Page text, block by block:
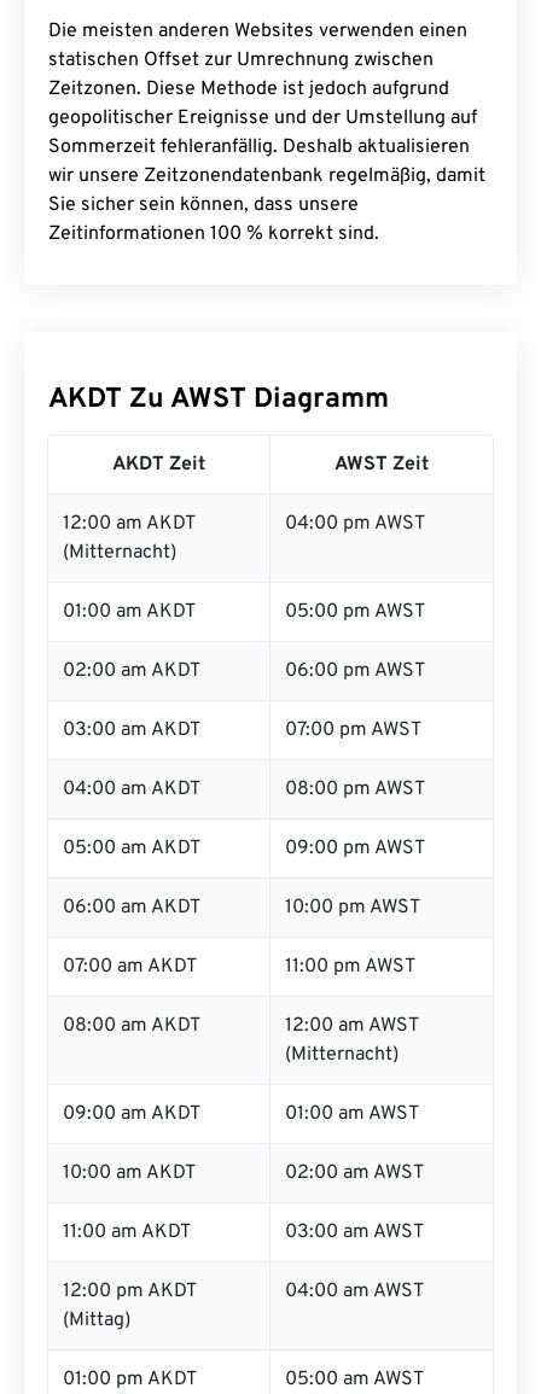
Die meisten anderen Websites verwenden einen
statischen Offset zur Umrechnung zwischen
Zeitzonen. Diese Methode ist jedoch aufgrund
geopolitischer Ereignisse und der Umstellung auf
Sommerzeit fehleranfällig. Deshalb aktualisieren
wir unsere Zeitzonendatenbank regelmäßig, damit
Sie sicher sein können, dass unsere
Zeitinformationen 100 % korrekt sind.
AKDT Zu AWST Diagramm
AKDT Zeit AWST Zeit
12:00 am AKDT
(Mitternacht)
04:00 pm AWST
01:00 am AKDT 05:00 pm AWST
02:00 am AKDT 06:00 pm AWST
03:00 am AKDT 07:00 pm AWST
04:00 am AKDT 08:00 pm AWST
05:00 am AKDT 09:00 pm AWST
06:00 am AKDT 10:00 pm AWST
07:00 am AKDT 11:00 pm AWST
08:00 am AKDT
12:00 am AWST
(Mitternacht)
09:00 am AKDT 01:00 am AWST
10:00 am AKDT 02:00 am AWST
11:00 am AKDT 03:00 am AWST
12:00 pm AKDT
(Mittag)
04:00 am AWST
01:00 pm AKDT 05:00 am AWST